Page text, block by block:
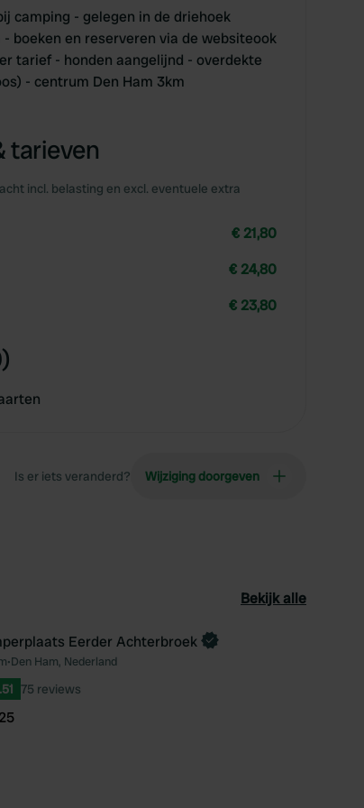
camping - gelegen in de driehoek
boeken en reserveren via de websiteook
tarief - honden aangelijnd - overdekte
- centrum Den Ham 3km
tarieven
incl. belasting en excl. eventuele extra
€ 21,80
€ 24,80
€ 23,80
Is er iets veranderd? Wijziging doorgeven
Bekijk alle
Eerder Achterbroek
•Den Ham, Nederland
75 reviews